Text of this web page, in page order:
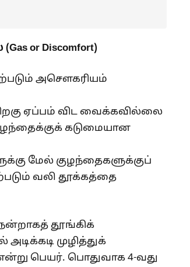
or Discomfort)
அசௌகரியம்
ஏப்பம் விட வைக்கவில்லை
கடுமையான
மேல் குழந்தைகளுக்குப்
வலி தூக்கத்தை
தூங்கிக்
முழித்துக்
பெயர். பொதுவாக 4-வது